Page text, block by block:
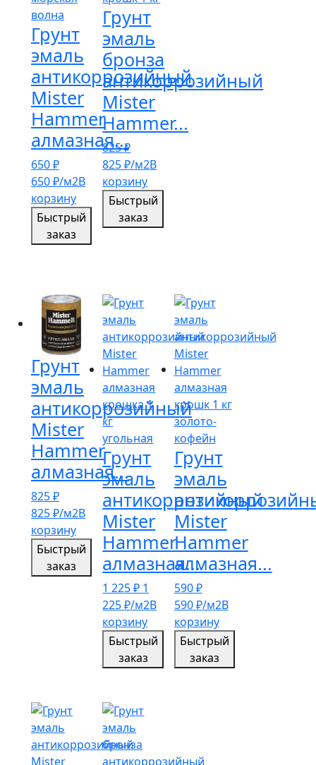
Грунт
эмаль
антикоррозийный
Mister
Hammer
алмазная...
650₽
650₽/м2В
корзину
Быстрый
заказ
Грунт
эмаль
бронза
антикоррозийный
Mister
Hammer...
825₽
825₽/м2В
корзину
Быстрый
заказ
Грунт
эмаль
антикоррозийный
Mister
Hammer
алмазная...
825₽
825₽/м2В
корзину
Быстрый
заказ
Грунт
эмаль
антикоррозийный
Mister
Hammer
алмазная...
1 225₽ 1
225₽/м2В
корзину
Быстрый
заказ
Грунт
эмаль
Mister
Hammer
алмазная...
590₽
590₽/м2В
корзину
Быстрый
заказ